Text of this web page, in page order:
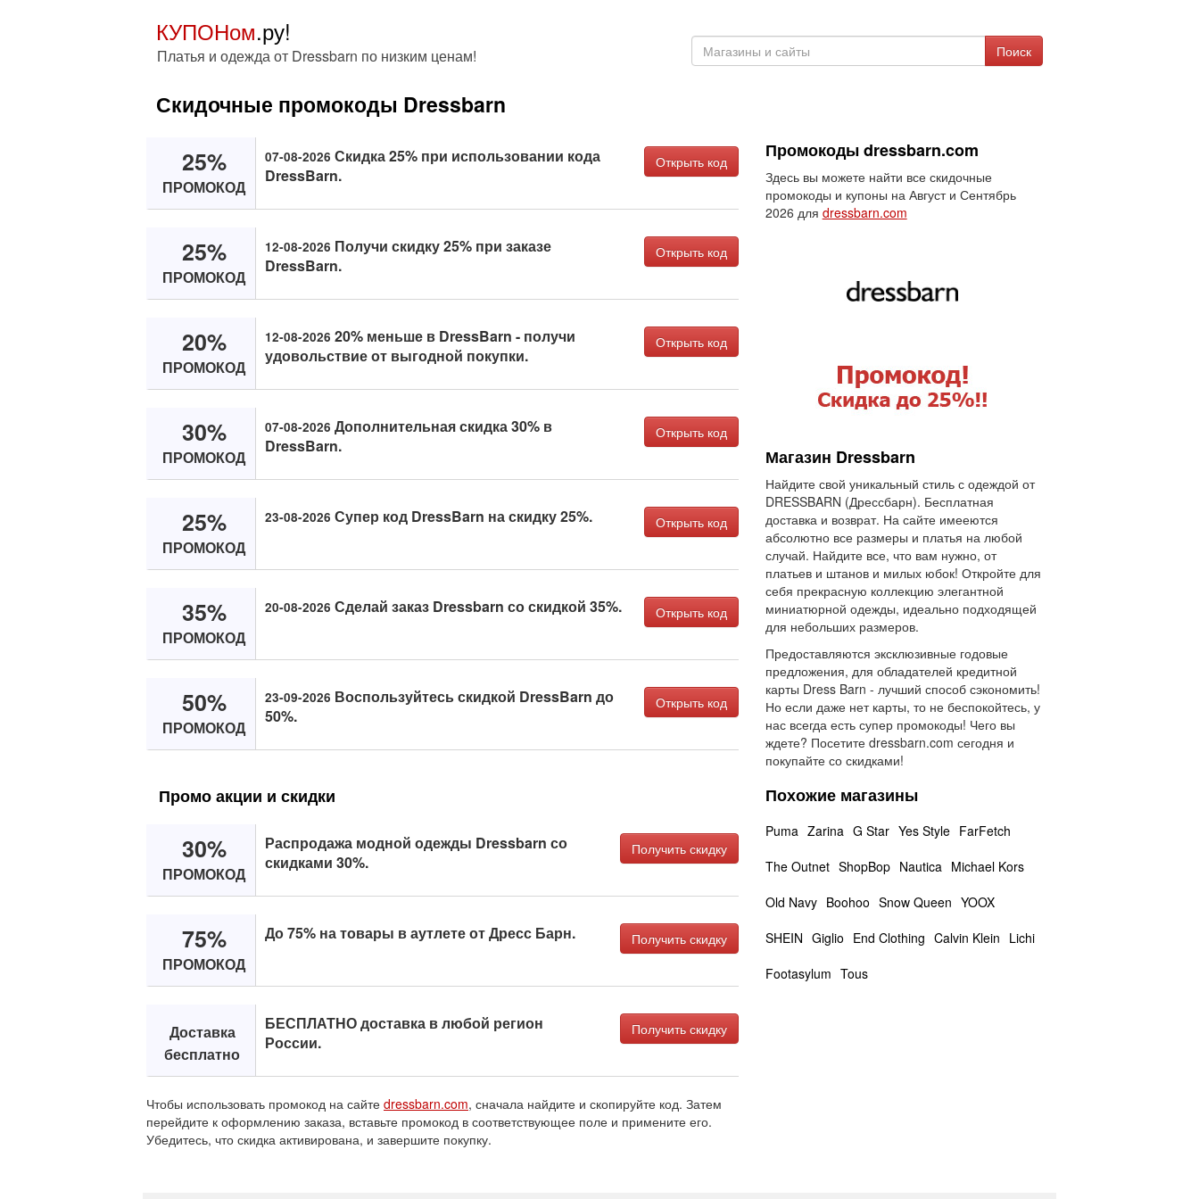
КУПОНом.ру!
Платья и одежда от Dressbarn по низким ценам! Поиск
Скидочные промокоды Dressbarn
25%
ПРОМОКОД
07-08-2026 Скидка 25% при использовании кода
DressBarn.
Открыть код
25%
ПРОМОКОД
12-08-2026 Получи скидку 25% при заказе
DressBarn.
Открыть код
20%
ПРОМОКОД
12-08-2026 20% меньше в DressBarn - получи
удовольствие от выгодной покупки.
Открыть код
30%
ПРОМОКОД
07-08-2026 Дополнительная скидка 30% в
DressBarn.
Открыть код
25%
ПРОМОКОД
23-08-2026 Супер код DressBarn на скидку 25%. Открыть код
35%
ПРОМОКОД
20-08-2026 Сделай заказ Dressbarn со скидкой 35%. Открыть код
50%
ПРОМОКОД
23-09-2026 Воспользуйтесь скидкой DressBarn до
50%.
Открыть код
Промо акции и скидки
30%
ПРОМОКОД
Распродажа модной одежды Dressbarn со
скидками 30%.
Получить скидку
75%
ПРОМОКОД
До 75% на товары в аутлете от Дресс Барн. Получить скидку
Доставка
бесплатно
БЕСПЛАТНО доставка в любой регион
России.
Получить скидку
Чтобы использовать промокод на сайте dressbarn.com, сначала найдите и скопируйте код. Затем
перейдите к оформлению заказа, вставьте промокод в соответствующее поле и примените его.
Убедитесь, что скидка активирована, и завершите покупку.
Промокоды dressbarn.com
Здесь вы можете найти все скидочные
промокоды и купоны на Август и Сентябрь
2026 для dressbarn.com
Магазин Dressbarn
Найдите свой уникальный стиль с одеждой от
DRESSBARN (Дрессбарн). Бесплатная
доставка и возврат. На сайте имееются
абсолютно все размеры и платья на любой
случай. Найдите все, что вам нужно, от
платьев и штанов и милых юбок! Откройте для
себя прекрасную коллекцию элегантной
миниатюрной одежды, идеально подходящей
для небольших размеров.
Предоставляются эксклюзивные годовые
предложения, для обладателей кредитной
карты Dress Barn - лучший способ сэкономить!
Но если даже нет карты, то не беспокойтесь, у
нас всегда есть супер промокоды! Чего вы
ждете? Посетите dressbarn.com сегодня и
покупайте со скидками!
Похожие магазины
Puma Zarina G Star Yes Style FarFetch
The Outnet ShopBop Nautica Michael Kors
Old Navy Boohoo Snow Queen YOOX
SHEIN Giglio End Clothing Calvin Klein Lichi
Footasylum Tous